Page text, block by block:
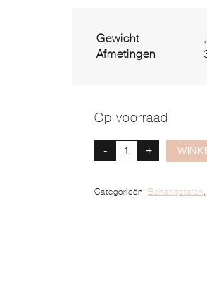
Gewicht
Afmetingen
Op voorraad
- +
Categorieën: Behangstalen,